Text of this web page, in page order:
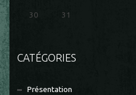
30 31
CATÉGORIES
Présentation